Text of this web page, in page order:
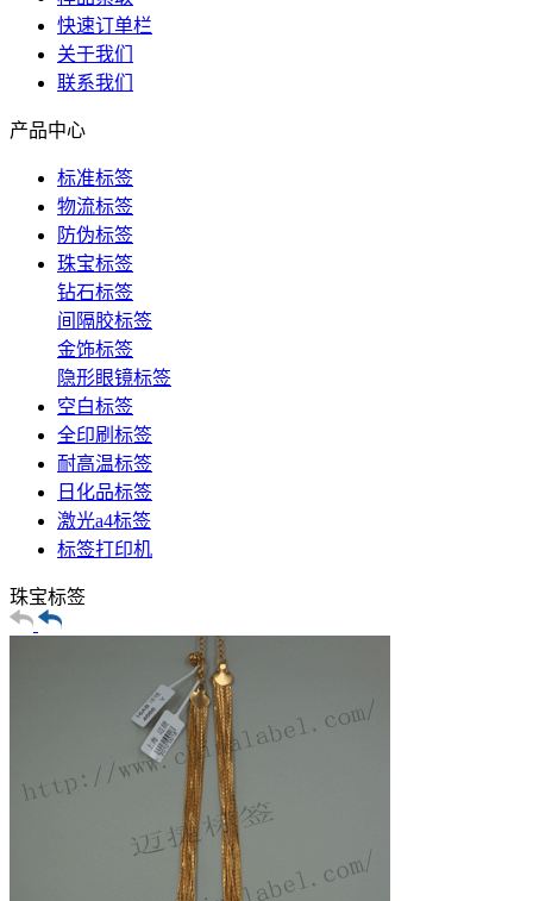
快速订单栏
关于我们
联系我们
产品中心
标准标签
物流标签
防伪标签
珠宝标签
钻石标签
间隔胶标签
金饰标签
隐形眼镜标签
空白标签
全印刷标签
耐高温标签
日化品标签
激光a4标签
标签打印机
珠宝标签